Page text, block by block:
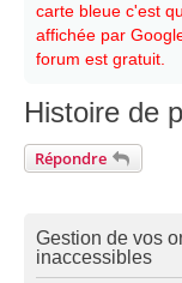
carte bleue c'est
affichée par
forum est gratuit.
Histoire de
Répondre
Gestion de vos
inaccessibles